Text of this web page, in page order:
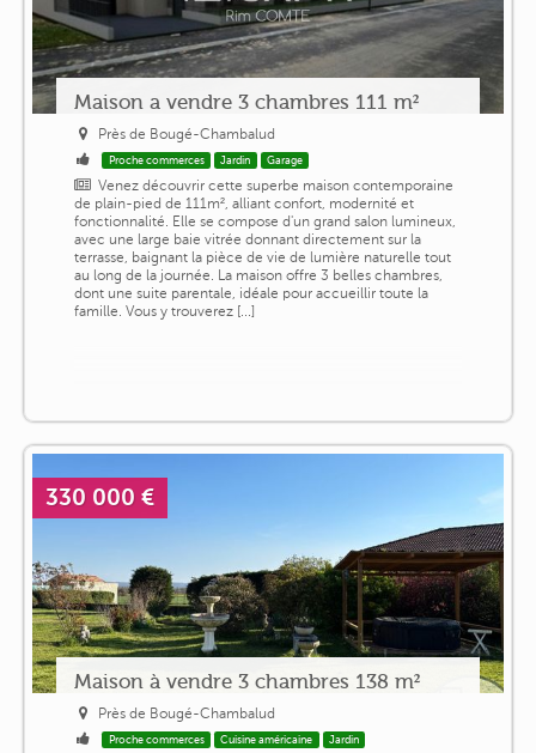
Maison a vendre 3 chambres 111 m²
Près de Bougé-Chambalud
Proche commerces Jardin Garage
Venez découvrir cette superbe maison contemporaine
de plain-pied de 111m², alliant confort, modernité et
fonctionnalité. Elle se compose d'un grand salon lumineux,
avec une large baie vitrée donnant directement sur la
terrasse, baignant la pièce de vie de lumière naturelle tout
au long de la journée. La maison offre 3 belles chambres,
dont une suite parentale, idéale pour accueillir toute la
famille. Vous y trouverez [...]
330 000 €
Maison à vendre 3 chambres 138 m²
Près de Bougé-Chambalud
Proche commerces Cuisine américaine Jardin